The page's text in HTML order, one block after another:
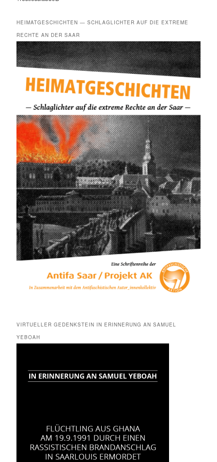
HEIMATGESCHICHTEN — SCHLAGLICHTER AUF DIE EXTREME
RECHTE AN DER SAAR
VIRTUELLER GEDENKSTEIN IN ERINNERUNG AN SAMUEL
YEBOAH